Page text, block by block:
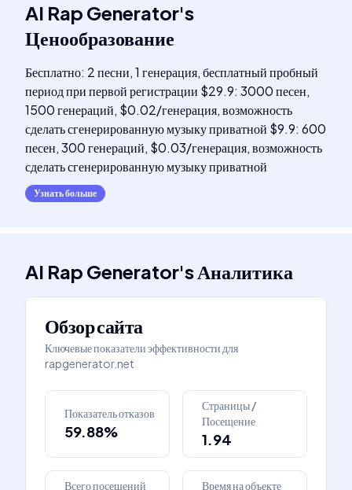
AI Rap Generator's
Ценообразование
Бесплатно: 2 песни, 1 генерация, бесплатный пробный
период при первой регистрации $29.9: 3000 песен,
1500 генераций, $0.02/генерация, возможность
сделать сгенерированную музыку приватной $9.9: 600
песен, 300 генераций, $0.03/генерация, возможность
сделать сгенерированную музыку приватной
Узнать больше
AI Rap Generator'sАналитика
Обзор сайта
Ключевые показатели эффективности для
rapgenerator.net
Показатель отказов
59.88%
Страницы /
Посещение
1.94
Всего посещений Время на объекте